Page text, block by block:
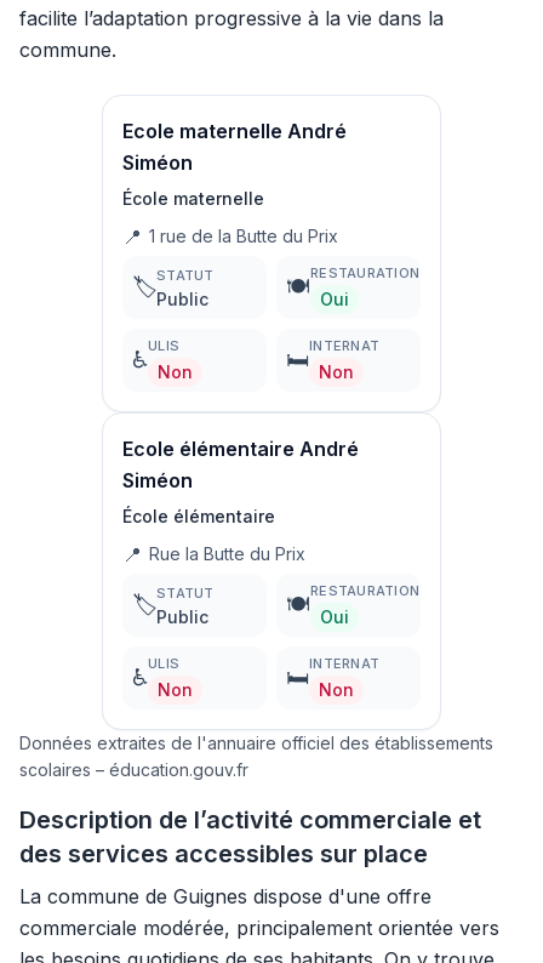
facilite l’adaptation progressive à la vie dans la
commune.
Ecole maternelle André
Siméon
École maternelle
📍 1 rue de la Butte du Prix
🏷️STATUT
Public 🍽️
RESTAURATION
Oui
♿
ULIS
Non 🛏️
INTERNAT
Non
Ecole élémentaire André
Siméon
École élémentaire
📍 Rue la Butte du Prix
🏷️STATUT
Public 🍽️
RESTAURATION
Oui
♿
ULIS
Non 🛏️
INTERNAT
Non
Données extraites de l'annuaire officiel des établissements
scolaires – éducation.gouv.fr
Description de l’activité commerciale et
des services accessibles sur place
La commune de Guignes dispose d'une offre
commerciale modérée, principalement orientée vers